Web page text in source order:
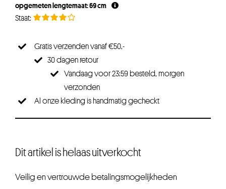
opgemeten lengtemaat: 69 cm
Gratis verzenden vanaf €50,-
30 dagen retour
Vandaag voor 23:59 besteld, morgen
verzonden
Al onze kleding is handmatig gecheckt
Dit artikel is helaas uitverkocht
Veilig en vertrouwde betalingsmogelijkheden